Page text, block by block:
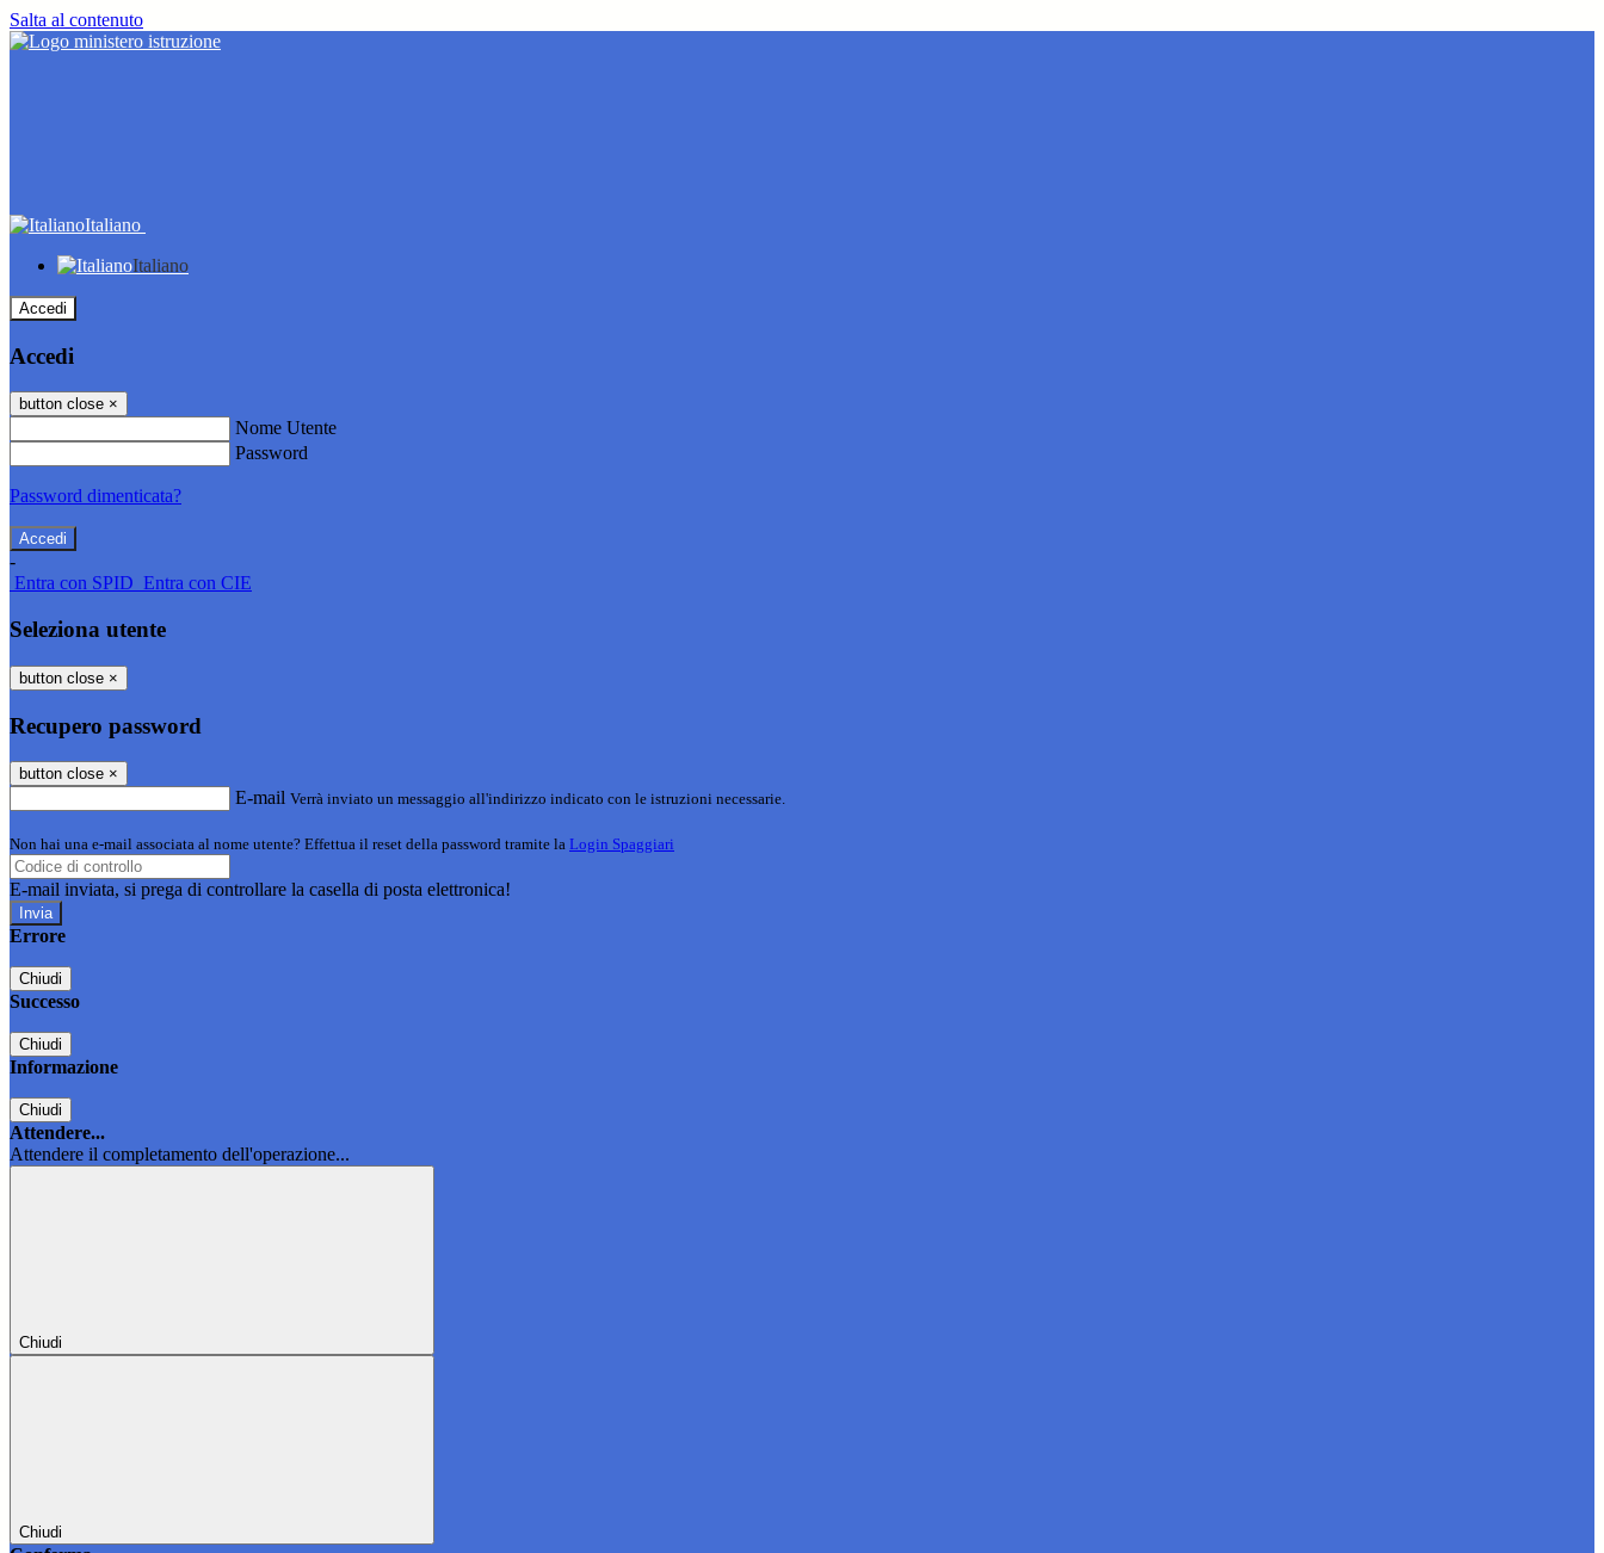
Salta al contenuto
Italiano
Italiano
Accedi
Accedi
button close ×
Nome Utente
Password
Password dimenticata?
-
Entra con SPID Entra con CIE
Seleziona utente
button close ×
Recupero password
button close ×
E-mail Verrà inviato un messaggio all'indirizzo indicato con le istruzioni necessarie.
Non hai una e-mail associata al nome utente? Effettua il reset della password tramite la Login Spaggiari
E-mail inviata, si prega di controllare la casella di posta elettronica!
Errore
Chiudi
Successo
Chiudi
Informazione
Chiudi
Attendere...
Attendere il completamento dell'operazione...
Chiudi
Chiudi